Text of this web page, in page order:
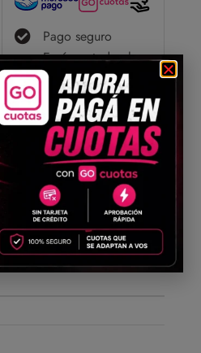
Pago seguro
Envíos a todo el
país
Compartir